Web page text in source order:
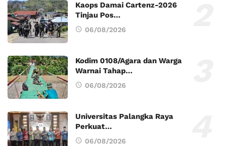
Kaops Damai Cartenz-2026
Tinjau Pos…
06/08/2026
Kodim 0108/Agara dan Warga
Warnai Tahap…
06/08/2026
Universitas Palangka Raya
Perkuat…
06/08/2026